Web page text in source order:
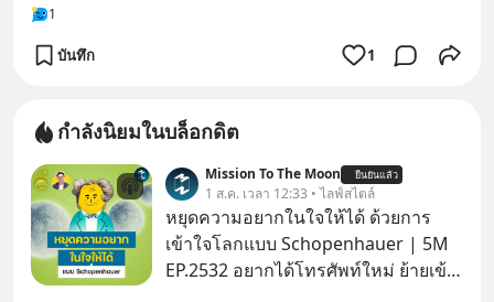
1
บันทึก 1
กำลังนิยมในบล็อกดิต
Mission To The Moon ยืนยันแล้ว
1 ส.ค. เวลา 12:33 • ไลฟ์สไตล์
หยุดความอยากในใจให้ได้ ด้วยการ
เข้าใจโลกแบบ Schopenhauer | 5M
EP.2532 อยากได้โทรศัพท์ใหม่ ย้ายเข้า